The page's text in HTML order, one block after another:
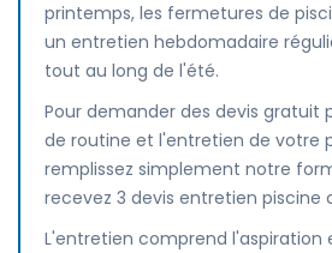
printemps, les fermetures de
un entretien hebdomadaire
tout au long de l'été.
Pour demander des devis gratuit
de routine et l'entretien de votre
remplissez simplement notre
recevez 3 devis entretien piscine
L'entretien comprend l'aspiration